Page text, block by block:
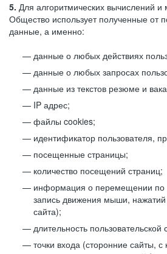
5. Для алгоритмических вычислений
Общество использует полученные от
данные, а именно:
данные о любых действиях
данные о любых запросах
данные из текстов резюме и
IP адрес;
файлы cookies;
идентификатор пользователя,
посещенные страницы;
количество посещений страниц;
информация о перемещении по
запись движения мыши,
сайта);
длительность пользовательской
точки входа (сторонние сайты, с